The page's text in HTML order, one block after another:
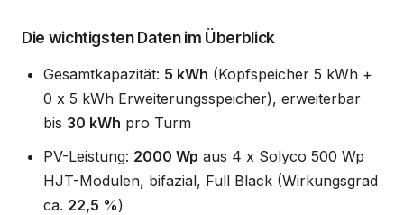
Die wichtigsten Daten im Überblick
Gesamtkapazität: 5 kWh (Kopfspeicher 5 kWh +
0 x 5 kWh Erweiterungsspeicher), erweiterbar
bis 30 kWh pro Turm
PV-Leistung: 2000 Wp aus 4 x Solyco 500 Wp
HJT-Modulen, bifazial, Full Black (Wirkungsgrad
ca. 22,5 %)